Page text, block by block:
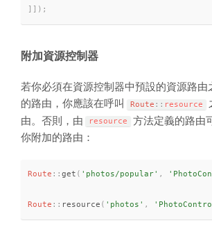
) ;
附加資源控制器
若你必須在資源控制器中預設的資源路由
的路由，你應該在呼叫
Route :: resource
由。否則，由
resource
方法定義的路由
你附加的路由：
Route :: get ( 'photos/popular' ,
Route :: resource ( 'photos' ,